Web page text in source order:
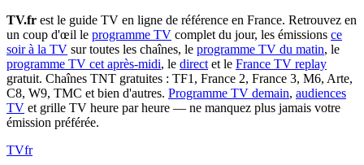
TV.fr est le guide TV en ligne de référence en France. Retrouvez en
un coup d'œil le programme TV complet du jour, les émissions ce
soir à la TV sur toutes les chaînes, le programme TV du matin, le
programme TV cet après-midi, le direct et le France TV replay
gratuit. Chaînes TNT gratuites : TF1, France 2, France 3, M6, Arte,
C8, W9, TMC et bien d'autres. Programme TV demain, audiences
TV et grille TV heure par heure — ne manquez plus jamais votre
émission préférée.
TVfr